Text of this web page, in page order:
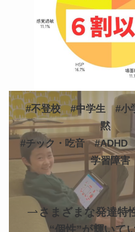
#不登校 #中学生 #小
黙
#チック・吃音
学習障害
さまざまな発達特
“個性”が輝いて